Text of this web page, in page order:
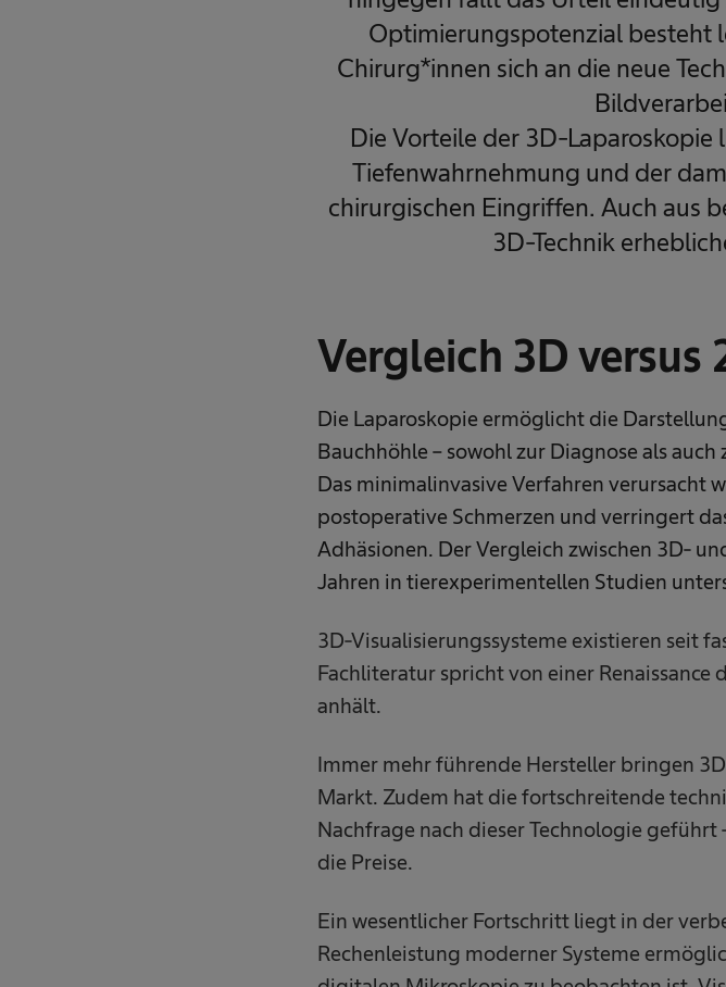
Optimierungspotenzial besteht
Chirurg*innen sich an die neue
Die Vorteile der 3D-Laparoskopie
Tiefenwahrnehmung und der
chirurgischen Eingriffen. Auch aus
3D-Technik
Vergleich 3D versus
Die Laparoskopie ermöglicht die
Bauchhöhle – sowohl zur Diagnose als
Das minimalinvasive Verfahren verursacht
postoperative Schmerzen und verringert
Adhäsionen. Der Vergleich zwischen 3D-
Jahren in tierexperimentellen Studien
3D-Visualisierungssysteme existieren seit
Fachliteratur spricht von einer
anhält.
Immer mehr führende Hersteller bringen
Markt. Zudem hat die fortschreitende
Nachfrage nach dieser Technologie
die Preise.
Ein wesentlicher Fortschritt liegt in der
Rechenleistung moderner Systeme